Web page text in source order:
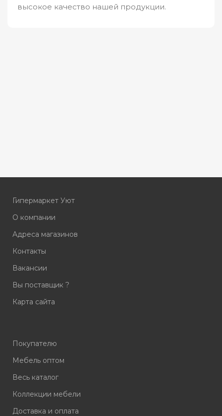
высокое качество нашей продукции.
Гипермаркет Уют
О компании
Адреса магазинов
Контакты
Вакансии
Вы поставщик ?
Карта сайта
Покупателю
Мебель оптом
Весь каталог
Коллекции мебели
Доставка и оплата